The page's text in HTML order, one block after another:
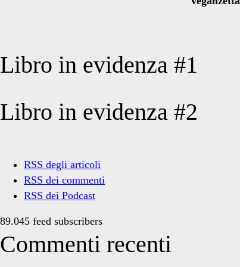
Libro in evidenza #1
Libro in evidenza #2
RSS degli articoli
RSS dei commenti
RSS dei Podcast
89.045 feed subscribers
Commenti recenti